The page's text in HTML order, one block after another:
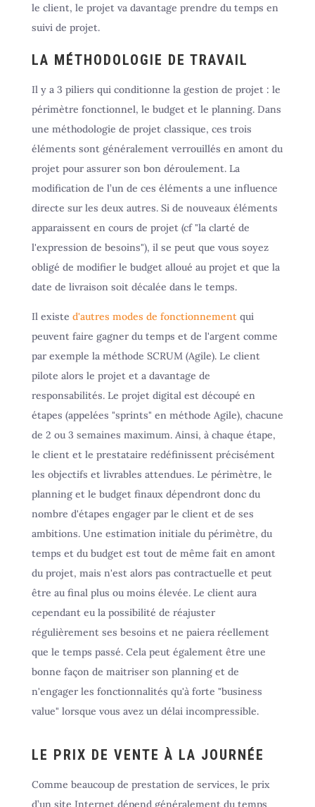
le client, le projet va davantage prendre du temps en
suivi de projet.
LA MÉTHODOLOGIE DE TRAVAIL
Il y a 3 piliers qui conditionne la gestion de projet : le
périmètre fonctionnel, le budget et le planning. Dans
une méthodologie de projet classique, ces trois
éléments sont généralement verrouillés en amont du
projet pour assurer son bon déroulement. La
modification de l’un de ces éléments a une influence
directe sur les deux autres. Si de nouveaux éléments
apparaissent en cours de projet (cf "la clarté de
l'expression de besoins"), il se peut que vous soyez
obligé de modifier le budget alloué au projet et que la
date de livraison soit décalée dans le temps.
Il existe d'autres modes de fonctionnementqui
peuvent faire gagner du temps et de l'argent comme
par exemple la méthode SCRUM (Agile). Le client
pilote alors le projet et a davantage de
responsabilités. Le projet digital est découpé en
étapes (appelées "sprints" en méthode Agile), chacune
de 2 ou 3 semaines maximum. Ainsi, à chaque étape,
le client et le prestataire redéfinissent précisément
les objectifs et livrables attendues. Le périmètre, le
planning et le budget finaux dépendront donc du
nombre d'étapes engager par le client et de ses
ambitions. Une estimation initiale du périmètre, du
temps et du budget est tout de même fait en amont
du projet, mais n'est alors pas contractuelle et peut
être au final plus ou moins élevée. Le client aura
cependant eu la possibilité de réajuster
régulièrement ses besoins et ne paiera réellement
que le temps passé. Cela peut également être une
bonne façon de maitriser son planning et de
n'engager les fonctionnalités qu'à forte "business
value" lorsque vous avez un délai incompressible.
LE PRIX DE VENTE À LA JOURNÉE
Comme beaucoup de prestation de services, le prix
d’un site Internet dépend généralement du temps